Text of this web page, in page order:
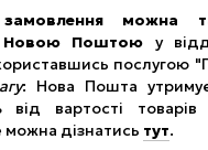
замовлення можна
Новою Поштою у
послугою
: Нова Пошта
від вартості
дізнатись тут.